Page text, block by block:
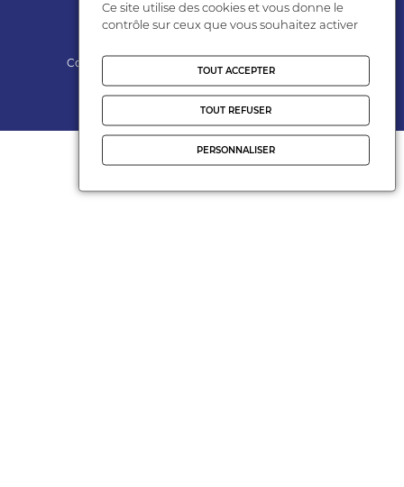
Contact
Gérer les cookies
RealisationNodevo
Suivez-nous
Ce site utilise des cookies et vous donne le
contrôle sur ceux que vous souhaitez activer
TOUT ACCEPTER
TOUT REFUSER
PERSONNALISER